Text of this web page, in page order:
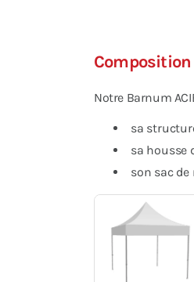
Composition
Notre Barnum
sa
sa housse
son sac de